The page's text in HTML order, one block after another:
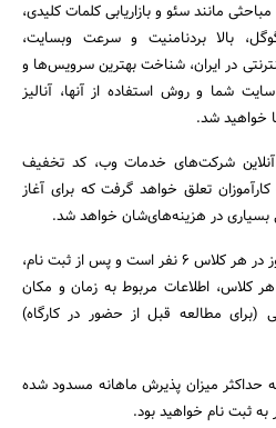
مانند سئو و بازاریابی کلمات کلیدی،
بالا بردنامنیت و سرعت وبسایت،
در ایران، شناخت بهترین سرویس‌ها و
سایت شما و روش استفاده از آنها، آنالیز
خواهید شد.
آنلاین شرکت‌های خدمات وب، کد تخفیف
تعلق خواهد گرفت که برای آغاز
در هزینه‌های‌شان خواهد شد.
۶- حد نصاب و حداکثر تعداد کارآموز در هر کلاس ۶ نفر است و پس از ثبت نام،
اطلاعات مربوط به زمان و مکان
مطالعه قبل از حضور در کارگاه)
حداکثر میزان پذیرش ماهانه مسدود شده
به ثبت نام خواهید بود.